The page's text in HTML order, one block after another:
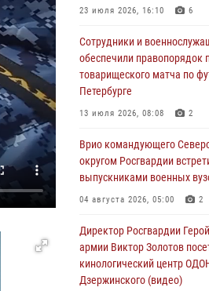
Центра детского,
Республики
09 августа 2026, 05:00
Всероссийская
«Каникулы с Росгвардией
Росгвардейцы провели
занятие для детей на
Москве (видео)
В ЛНР росгвардейцы
единоборствам для юных
спортивной школы
23 июля 2026, 16:10 6
Сотрудники и
обеспечили правопорядок
товарищеского матча по
Петербурге
13 июля 2026, 08:08 2
Врио командующего
округом Росгвардии
выпускниками военных
04 августа 2026, 05:00 2
Директор Росгвардии
армии Виктор Золотов
кинологический центр
Дзержинского (видео)